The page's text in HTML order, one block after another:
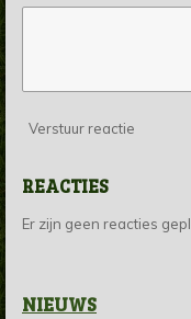
Verstuur reactie
REACTIES
Er zijn geen reacties
NIEUWS